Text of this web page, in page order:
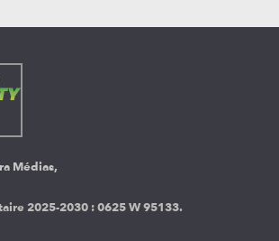
Médias,
2025-2030 :0625 W 95133.